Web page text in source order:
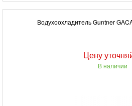
Водухоохладитель Guntner
Цену
В наличии